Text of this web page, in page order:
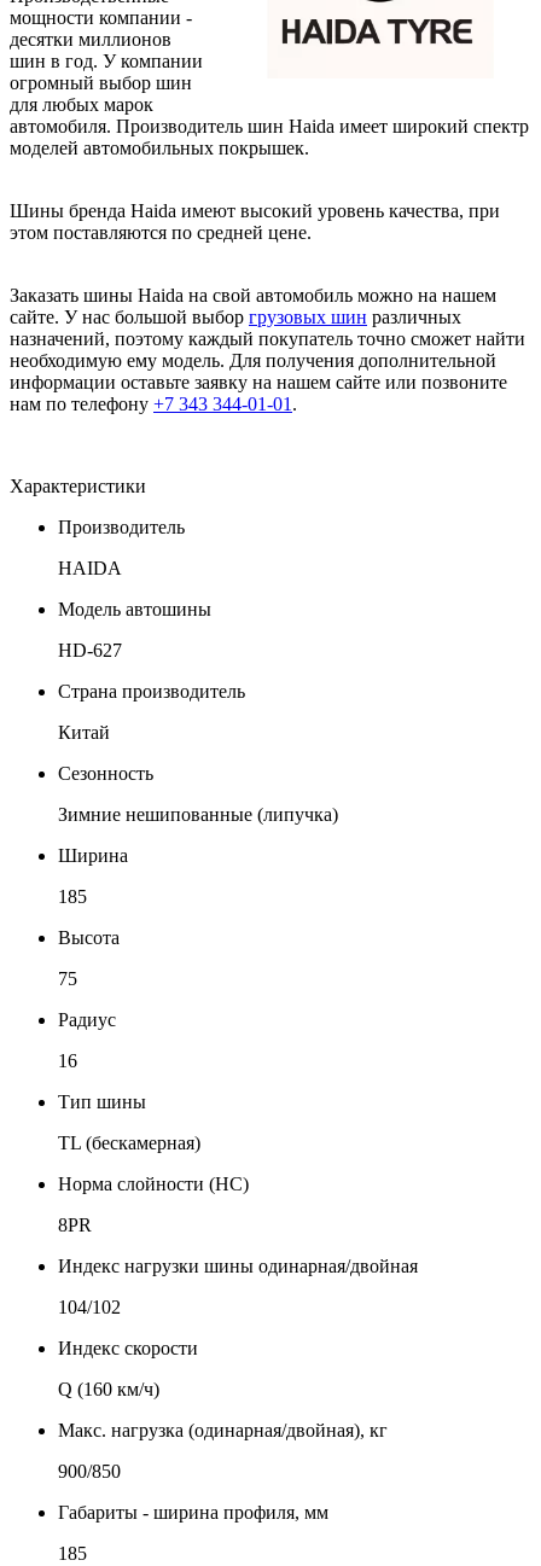
мощности компании -
десятки миллионов
шин в год. У компании
огромный выбор шин
для любых марок
автомобиля. Производитель шин Haida имеет широкий спектр
моделей автомобильных покрышек.
Шины бренда Haida имеют высокий уровень качества, при
этом поставляются по средней цене.
Заказать шины Haida на свой автомобиль можно на нашем
сайте. У нас большой выбор грузовых шин различных
назначений, поэтому каждый покупатель точно сможет найти
необходимую ему модель. Для получения дополнительной
информации оставьте заявку на нашем сайте или позвоните
нам по телефону +7 343 344-01-01 .
Характеристики
Производитель
HAIDA
Модель автошины
HD-627
Страна производитель
Китай
Сезонность
Зимние нешипованные (липучка)
Ширина
185
Высота
75
Радиус
16
Тип шины
TL (бескамерная)
Норма слойности (НС)
8PR
Индекс нагрузки шины одинарная/двойная
104/102
Индекс скорости
Q (160 км/ч)
Макс. нагрузка (одинарная/двойная), кг
900/850
Габариты - ширина профиля, мм
185